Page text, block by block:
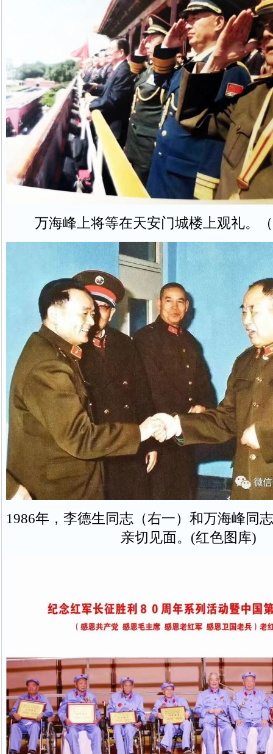
万海峰上将等在天安门城楼上观礼。
1986年，李德生同志（右一）和万海峰同
亲切见面。(红色图库)